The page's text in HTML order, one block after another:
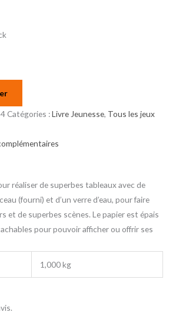
Catégories :Livre Jeunesse, Tous les jeux
réaliser de superbes tableaux avec de
(fourni) et d’un verre d’eau, pour faire
et de superbes scènes. Le papier est épais
pour pouvoir afficher ou offrir ses
1,000 kg